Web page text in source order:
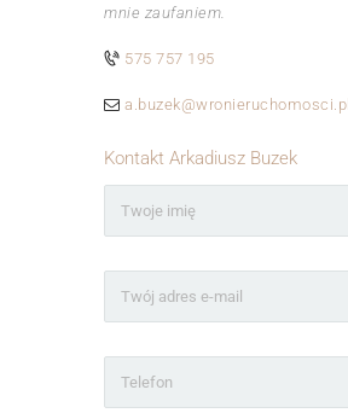
mnie zaufaniem.
575 757 195
a.buzek@wronieruchomosci.pl
Kontakt Arkadiusz Buzek